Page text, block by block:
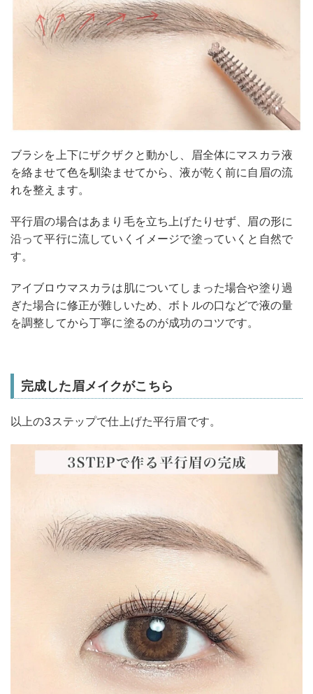
ブラシを上下にザクザクと動かし、眉全体にマスカラ液
を絡ませて色を馴染ませてから、液が乾く前に自眉の流
れを整えます。
平行眉の場合はあまり毛を立ち上げたりせず、眉の形に
沿って平行に流していくイメージで塗っていくと自然で
す。
アイブロウマスカラは肌についてしまった場合や塗り過
ぎた場合に修正が難しいため、ボトルの口などで液の量
を調整してから丁寧に塗るのが成功のコツです。
完成した眉メイクがこちら
以上の3ステップで仕上げた平行眉です。